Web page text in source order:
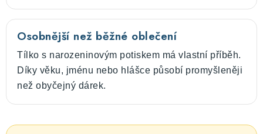
Osobnější než běžné oblečení
Tílko s narozeninovým potiskem má vlastní příběh.
Díky věku, jménu nebo hlášce působí promyšleněji
než obyčejný dárek.